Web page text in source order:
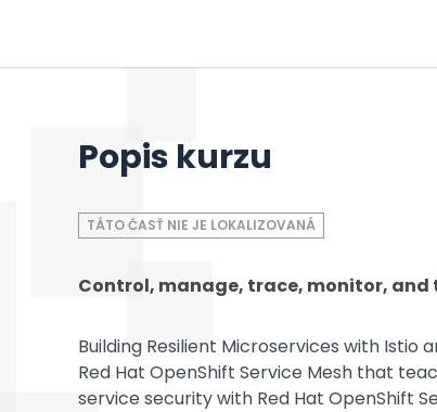
Popis kurzu
TÁTO ČASŤ NIE JE LOKALIZOVANÁ
Control, manage, trace, monitor, and
Building Resilient Microservices with Istio
Red Hat OpenShift Service Mesh that
service security with Red Hat OpenShift